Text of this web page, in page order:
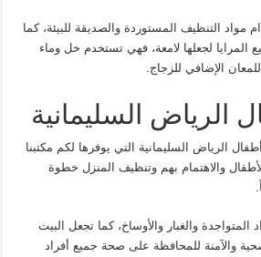
مواد التنظيف المستوردة والصديقة للبيئة، كما
المرايا لجعلها لامعة، فهي تستخدم خل وماء
الإضافي للزجاج.
الرياض السليمانية
الرياض السليمانية التي يوفرها لكم مكتبنا
والاهتمام بهم وتنظيف المنزل خطوة
والغبار والأوساخ، كما تجعل البيت
والآمنة للمحافظة على صحة جميع أفراد